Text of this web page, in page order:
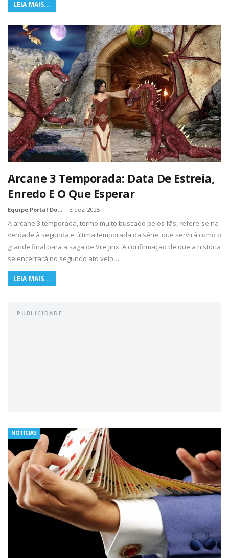
LEIA MAIS...
Arcane 3 Temporada: Data De Estreia,
Enredo E O Que Esperar
Equipe Portal Dos Nerds 3 dez, 2025
A arcane 3 temporada, termo muito buscado pelos fãs, refere-se na
verdade à segunda e última temporada da série, que servirá como o
grande final para a saga de Vi e Jinx. A confirmação de que a história
se encerrará no segundo ato veio…
LEIA MAIS...
PUBLICIDADE
NOTÍCIAS